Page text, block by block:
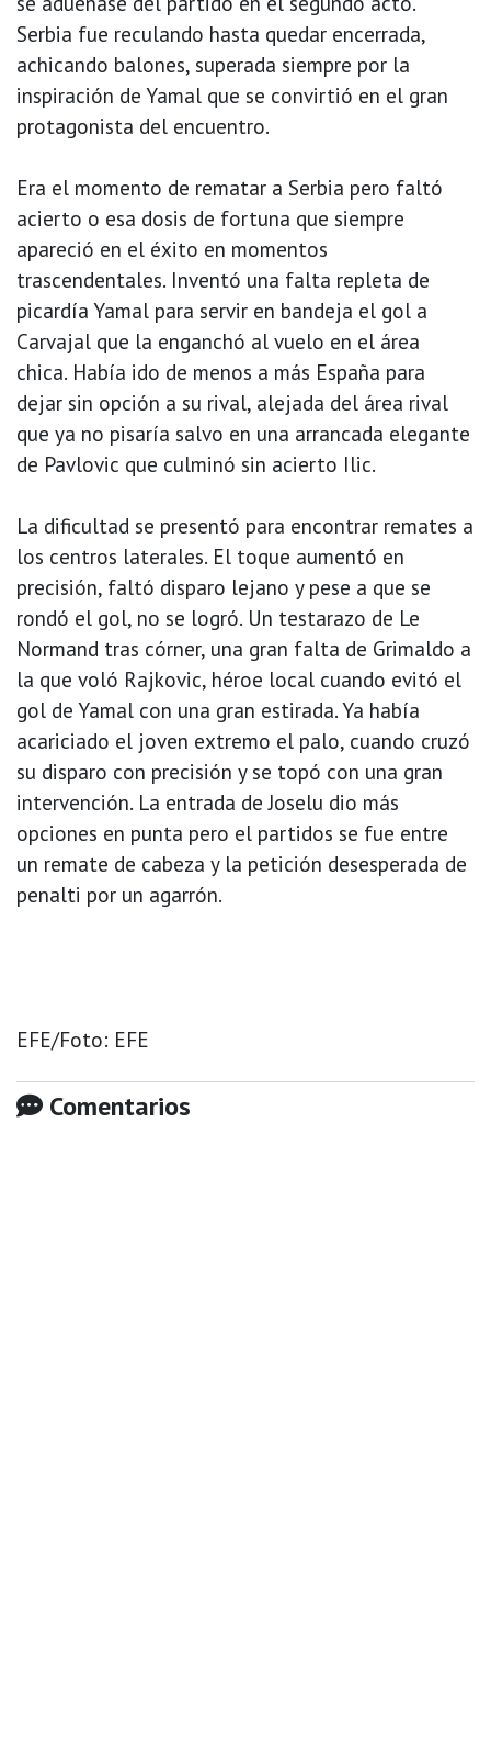
Serbia fue reculando hasta quedar encerrada,
achicando balones, superada siempre por la
inspiración de Yamal que se convirtió en el gran
protagonista del encuentro.
Era el momento de rematar a Serbia pero faltó
acierto o esa dosis de fortuna que siempre
apareció en el éxito en momentos
trascendentales. Inventó una falta repleta de
picardía Yamal para servir en bandeja el gol a
Carvajal que la enganchó al vuelo en el área
chica. Había ido de menos a más España para
dejar sin opción a su rival, alejada del área rival
que ya no pisaría salvo en una arrancada elegante
de Pavlovic que culminó sin acierto Ilic.
La dificultad se presentó para encontrar remates a
los centros laterales. El toque aumentó en
precisión, faltó disparo lejano y pese a que se
rondó el gol, no se logró. Un testarazo de Le
Normand tras córner, una gran falta de Grimaldo a
la que voló Rajkovic, héroe local cuando evitó el
gol de Yamal con una gran estirada. Ya había
acariciado el joven extremo el palo, cuando cruzó
su disparo con precisión y se topó con una gran
intervención. La entrada de Joselu dio más
opciones en punta pero el partidos se fue entre
un remate de cabeza y la petición desesperada de
penalti por un agarrón.
EFE/Foto: EFE
Comentarios